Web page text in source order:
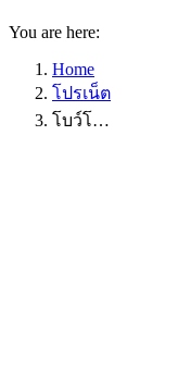
You are here:
Home
โปรเน็ต
โบว์โ…